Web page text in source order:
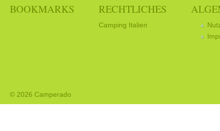
BOOKMARKS RECHTLICHES
Camping Italien
© 2026 Camperado